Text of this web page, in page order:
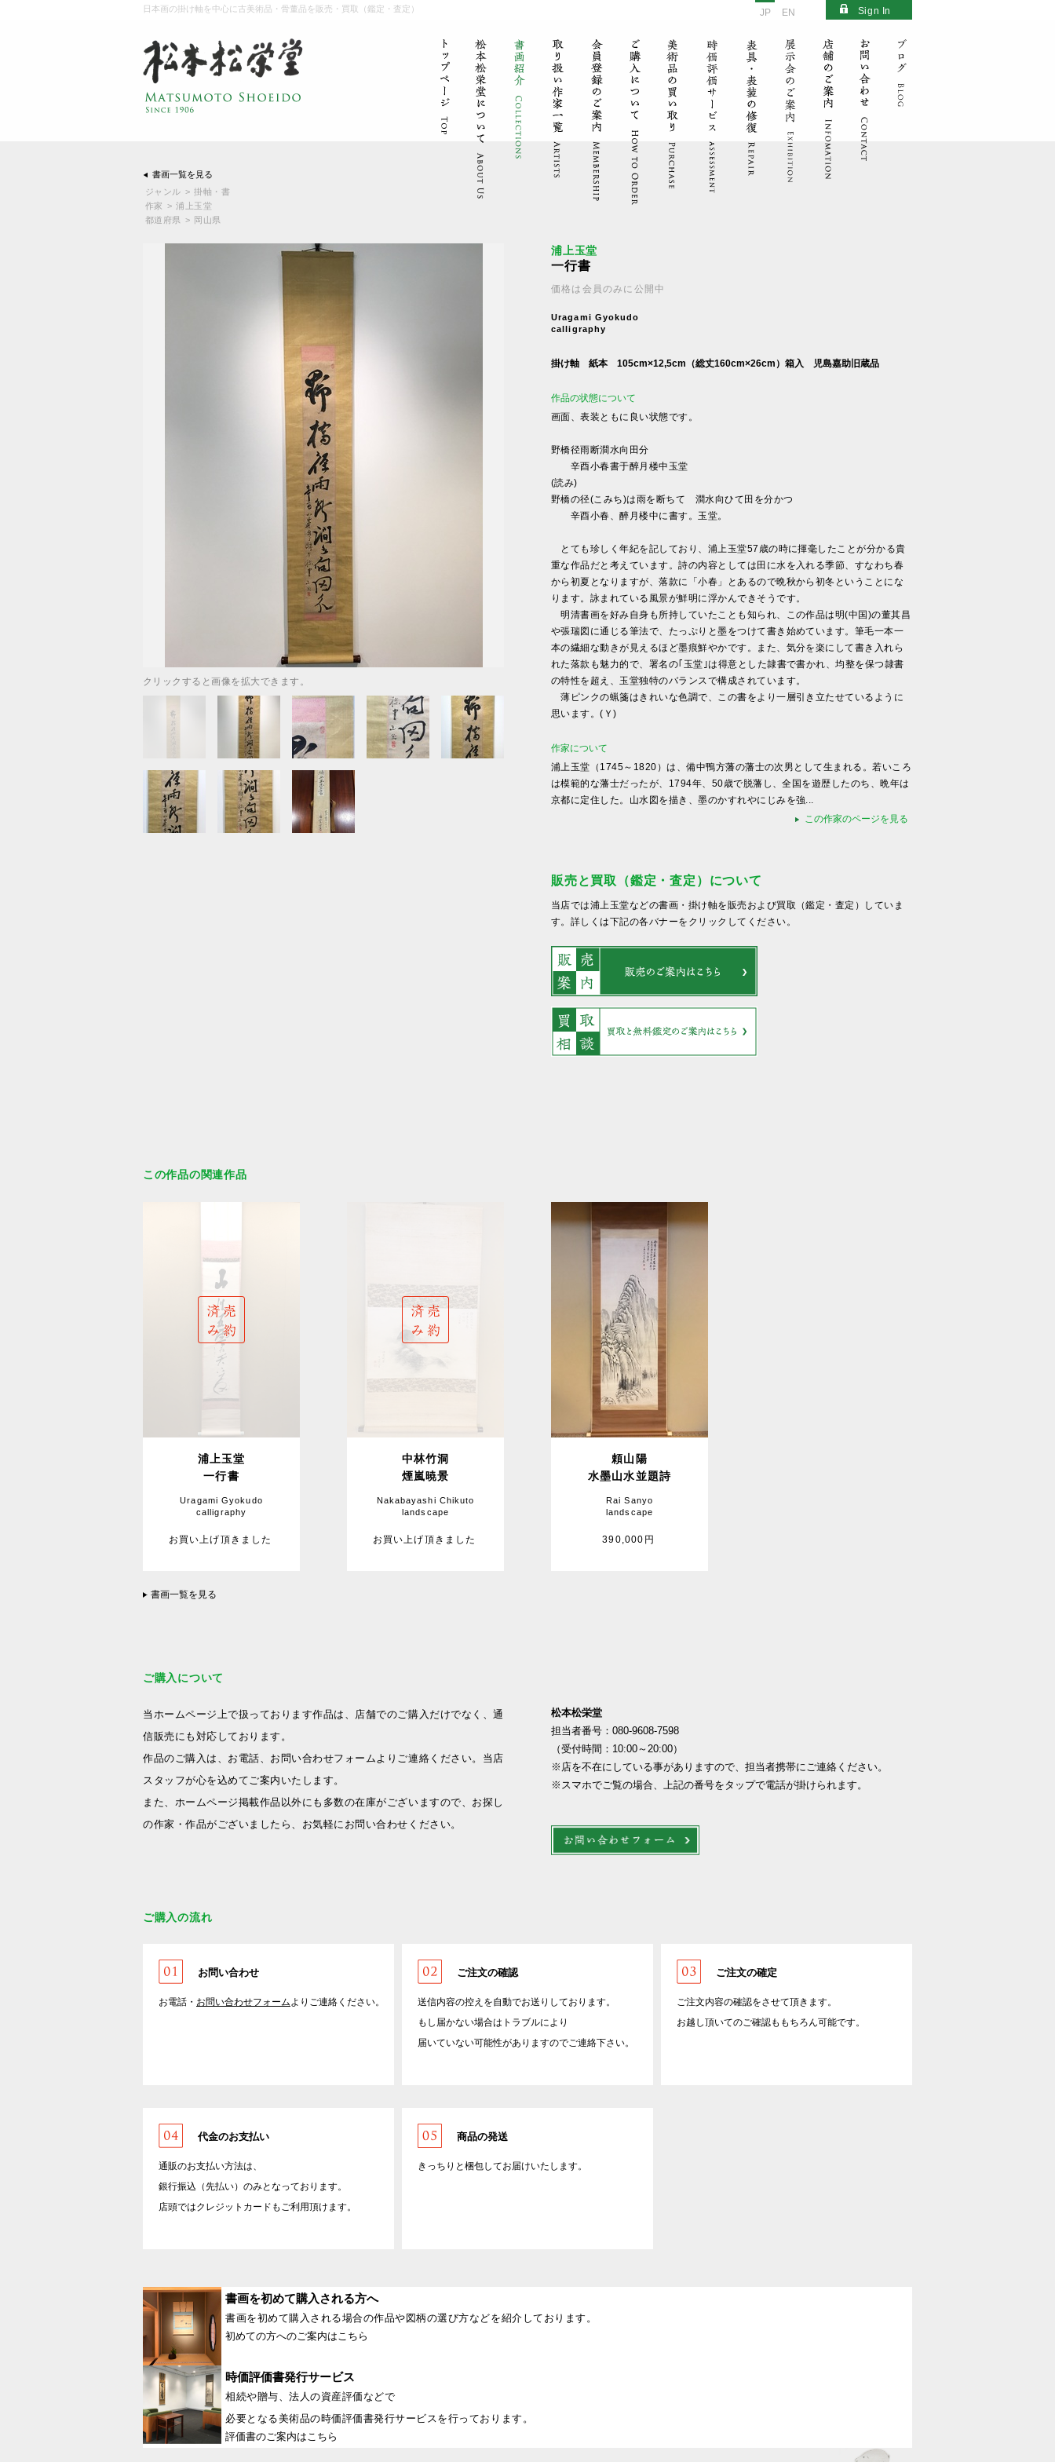
日本画の掛け軸を中心に古美術品・骨董品を販売・買取（鑑定・査定） Sign In
JP EN
書画一覧を見る
ジャンル > 掛軸・書
作家 > 浦上玉堂
都道府県 > 岡山県
クリックすると画像を拡大できます。
浦上玉堂
一行書
価格は会員のみに公開中
Uragami Gyokudo
calligraphy
掛け軸 紙本 105cm×12,5cm（総丈160cm×26cm）箱入 児島嘉助旧蔵品
作品の状態について
画面、表装ともに良い状態です。
野橋径雨断澗水向田分
辛酉小春書于醉月楼中玉堂
(読み)
野橋の径(こみち)は雨を断ちて 澗水向ひて田を分かつ
辛酉小春、醉月楼中に書す。玉堂。
とても珍しく年紀を記しており、浦上玉堂57歳の時に揮毫したことが分かる貴
重な作品だと考えています。詩の内容としては田に水を入れる季節、すなわち春
から初夏となりますが、落款に「小春」とあるので晩秋から初冬ということにな
ります。詠まれている風景が鮮明に浮かんできそうです。
明清書画を好み自身も所持していたことも知られ、この作品は明(中国)の董其昌
や張瑞図に通じる筆法で、たっぷりと墨をつけて書き始めています。筆毛一本一
本の繊細な動きが見えるほど墨痕鮮やかです。また、気分を楽にして書き入れら
れた落款も魅力的で、署名の｢玉堂｣は得意とした隷書で書かれ、均整を保つ隷書
の特性を超え、玉堂独特のバランスで構成されています。
薄ピンクの蝋箋はきれいな色調で、この書をより一層引き立たせているように
思います。(Ｙ)
作家について
浦上玉堂（1745～1820）は、備中鴨方藩の藩士の次男として生まれる。若いころ
は模範的な藩士だったが、1794年、50歳で脱藩し、全国を遊歴したのち、晩年は
京都に定住した。山水図を描き、墨のかすれやにじみを強...
この作家のページを見る
販売と買取（鑑定・査定）について
当店では浦上玉堂などの書画・掛け軸を販売および買取（鑑定・査定）していま
す。詳しくは下記の各バナーをクリックしてください。
この作品の関連作品
浦上玉堂
一行書
Uragami Gyokudo
calligraphy
お買い上げ頂きました
中林竹洞
煙嵐暁景
Nakabayashi Chikuto
landscape
お買い上げ頂きました
頼山陽
水墨山水並題詩
Rai Sanyo
landscape
390,000円
書画一覧を見る
ご購入について
当ホームページ上で扱っております作品は、店舗でのご購入だけでなく、通
信販売にも対応しております。
作品のご購入は、お電話、お問い合わせフォームよりご連絡ください。当店
スタッフが心を込めてご案内いたします。
また、ホームページ掲載作品以外にも多数の在庫がございますので、お探し
の作家・作品がございましたら、お気軽にお問い合わせください。
松本松栄堂
担当者番号：080-9608-7598
（受付時間：10:00～20:00）
※店を不在にしている事がありますので、担当者携帯にご連絡ください。
※スマホでご覧の場合、上記の番号をタップで電話が掛けられます。
ご購入の流れ
お問い合わせ
お電話・ お問い合わせフォームよりご連絡ください。
ご注文の確認
送信内容の控えを自動でお送りしております。
もし届かない場合はトラブルにより
届いていない可能性がありますのでご連絡下さい。
ご注文の確定
ご注文内容の確認をさせて頂きます。
お越し頂いてのご確認ももちろん可能です。
代金のお支払い
通販のお支払い方法は、
銀行振込（先払い）のみとなっております。
店頭ではクレジットカードもご利用頂けます。
商品の発送
きっちりと梱包してお届けいたします。
書画を初めて購入される方へ
書画を初めて購入される場合の作品や図柄の選び方などを紹介しております。
初めての方へのご案内はこちら
時価評価書発行サービス
相続や贈与、法人の資産評価などで
必要となる美術品の時価評価書発行サービスを行っております。
評価書のご案内はこちら